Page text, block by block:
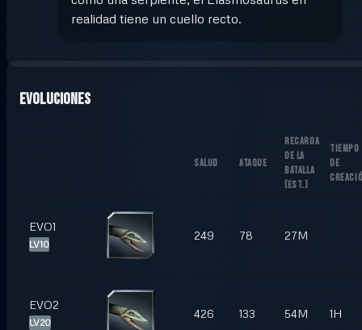
realidad tiene un cuello recto.
Evoluciones
SALUD ATAQUE
RECARGA
DE LA
BATALLA
(EST.)
TIEMPO
DE
EVO1
LV10
249 78 27M
EVO2
LV20
426 133 54M 1H